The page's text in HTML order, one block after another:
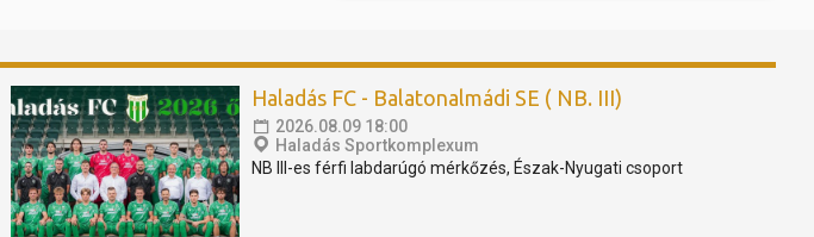
Haladás FC - Balatonalmádi SE ( NB. III)
2026.08.09 18:00
Haladás Sportkomplexum
NB III-es férfi labdarúgó mérkőzés, Észak-Nyugati csoport